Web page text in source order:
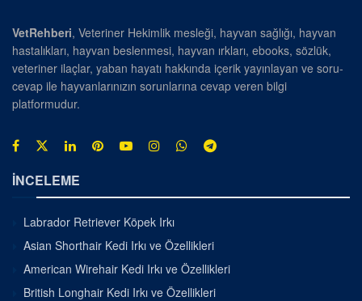
VetRehberi, Veteriner Hekimlik mesleği, hayvan sağlığı, hayvan
hastalıkları, hayvan beslenmesi, hayvan ırkları, ebooks, sözlük,
veteriner ilaçlar, yaban hayatı hakkında içerik yayınlayan ve soru-
cevap ile hayvanlarınızın sorunlarına cevap veren bilgi
platformudur.
İNCELEME
Labrador Retriever Köpek Irkı
Asian Shorthair Kedi Irkı ve Özellikleri
American Wirehair Kedi Irkı ve Özellikleri
British Longhair Kedi Irkı ve Özellikleri